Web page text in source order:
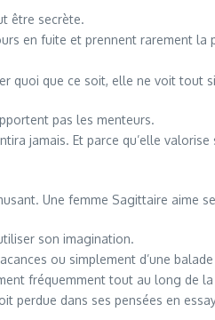
être secrète.
en fuite et prennent rarement la
quoi que ce soit, elle ne voit
pas les menteurs.
jamais. Et parce qu’elle
Une femme Sagittaire aime
son imagination.
ou simplement d’une
fréquemment tout au long de la
perdue dans ses pensées en